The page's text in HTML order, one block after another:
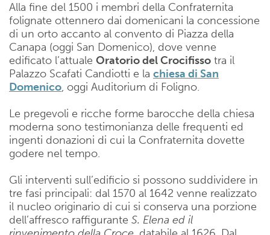
Alla fine del 1500 i membri della Confraternita
folignate ottennero dai domenicani la concessione
di un orto accanto al convento di Piazza della
Canapa (oggi San Domenico), dove venne
edificato l’attuale Oratorio del Crocifisso tra il
Palazzo Scafati Candiotti e la chiesa di San
Domenico, oggi Auditorium di Foligno.
Le pregevoli e ricche forme barocche della chiesa
moderna sono testimonianza delle frequenti ed
ingenti donazioni di cui la Confraternita dovette
godere nel tempo.
Gli interventi sull’edificio si possono suddividere in
tre fasi principali: dal 1570 al 1642 venne realizzato
il nucleo originario di cui si conserva una porzione
dell’affresco raffigurante S. Elena ed il